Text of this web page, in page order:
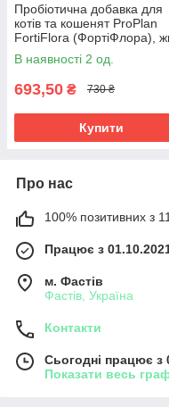
Пробіотична добавка для
котів та кошенят ProPlan
FortiFlora (ФортіФлора),
пробіотики для
травлення та імунітету
В наявності 2 од.
693,50 ₴ 730 ₴
Купити
Про нас
100% позитивних з
Працює з
м. Фастів
Фастів, Україна
Контакти
Сьогодні працює з
Показати весь